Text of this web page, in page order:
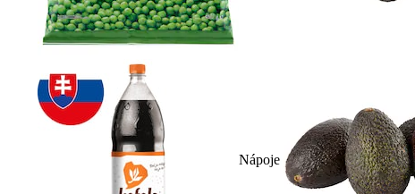
Nápoje